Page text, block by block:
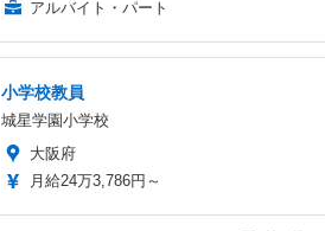
アルバイト・パート
小学校教員
城星学園小学校
大阪府
月給24万3,786円～